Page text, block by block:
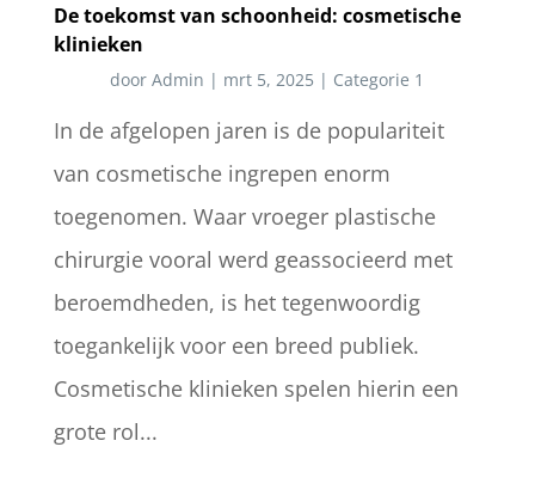
De toekomst van schoonheid: cosmetische
klinieken
doorAdmin | mrt 5, 2025 | Categorie 1
In de afgelopen jaren is de populariteit
van cosmetische ingrepen enorm
toegenomen. Waar vroeger plastische
chirurgie vooral werd geassocieerd met
beroemdheden, is het tegenwoordig
toegankelijk voor een breed publiek.
Cosmetische klinieken spelen hierin een
grote rol...